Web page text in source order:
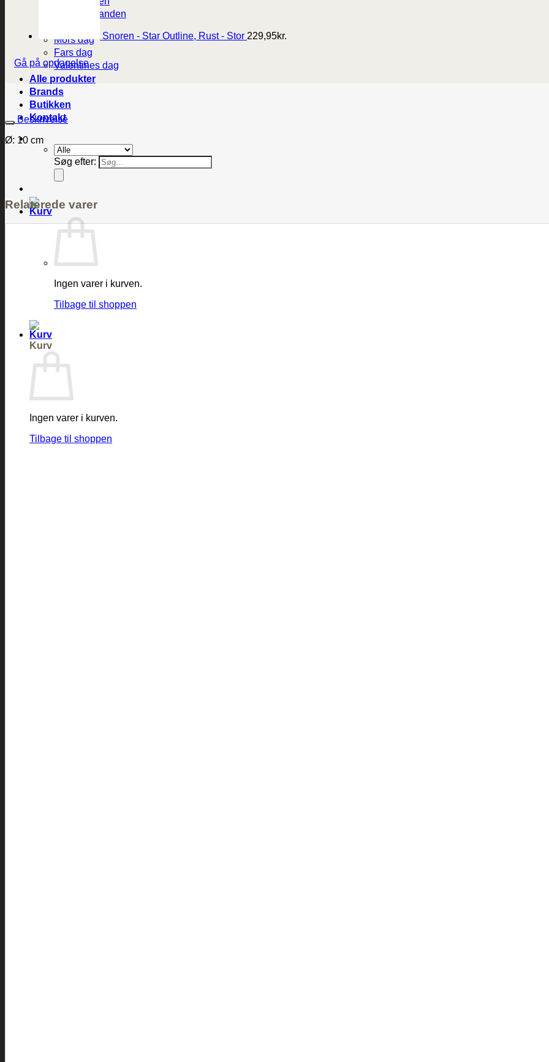
Til konfirmanden
Mors dag
Fars dag
Valentines dag
Alle produkter
Brands
Butikken
Kontakt
Søg efter:
Ingen varer i kurven.
Tilbage til shoppen
Kurv
Ingen varer i kurven.
Tilbage til shoppen
Snoren - Star Outline, Rust - Stor 229,95kr.
Gå på opdagelse
Beskrivelse
Ø: 10 cm
Relaterede varer